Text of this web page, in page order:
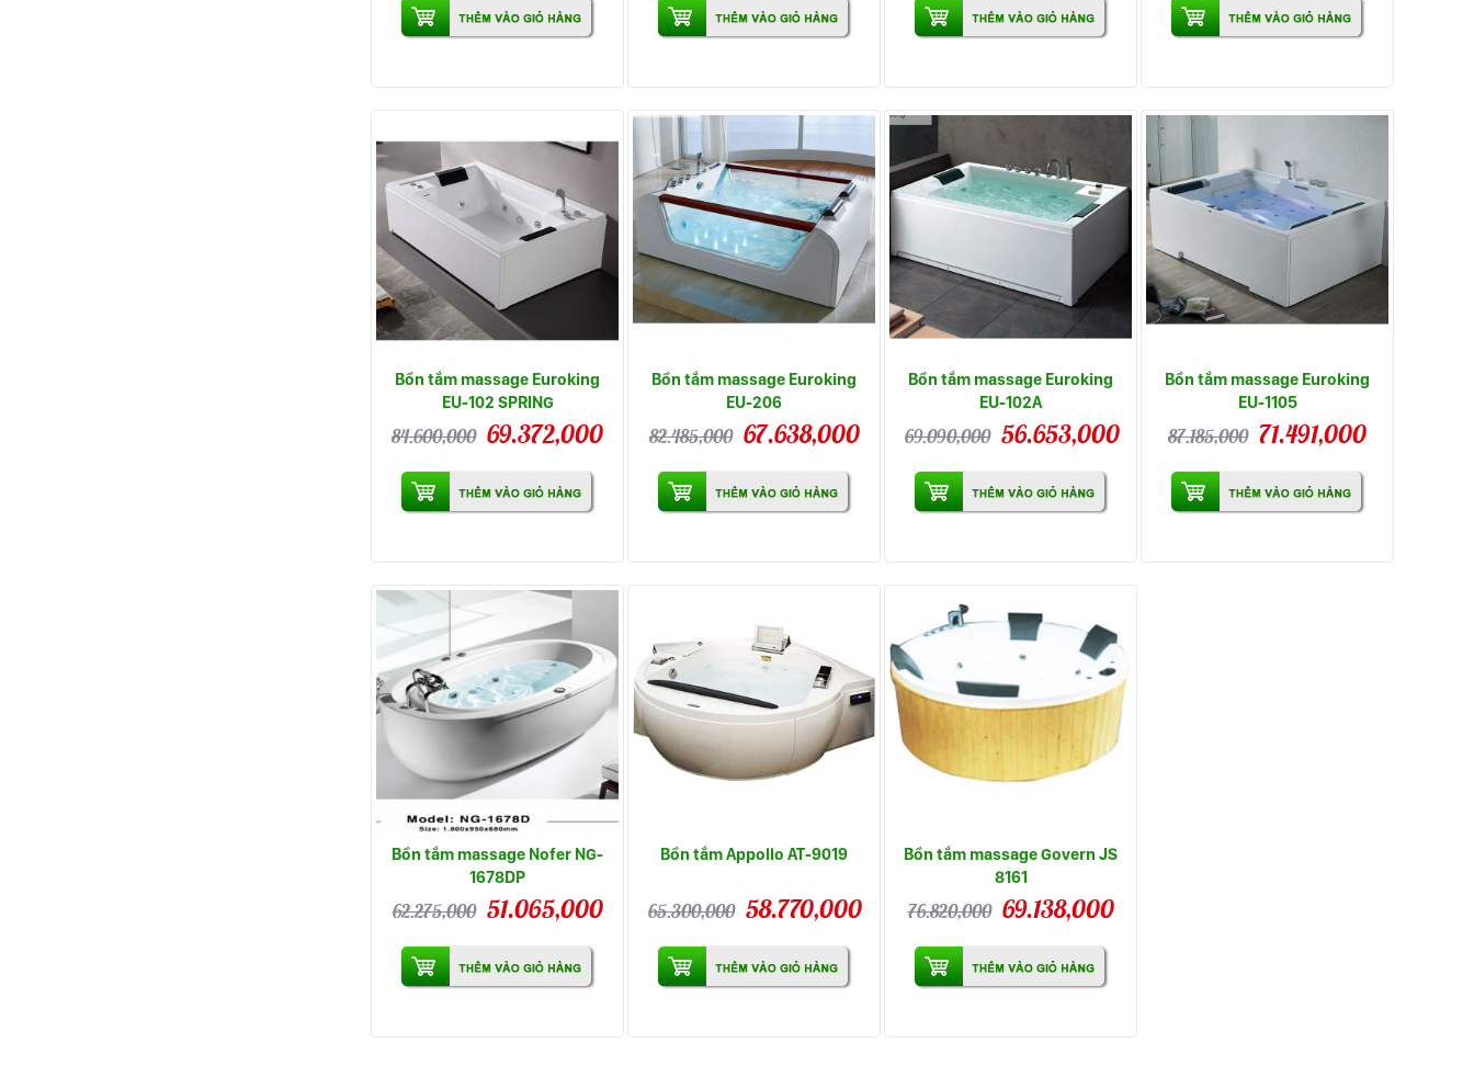
Bồn tắm massage Euroking
EU-102 SPRING
84.600,000 69.372,000
Bồn tắm massage Euroking
EU-206
82.485,000 67.638,000
Bồn tắm massage Euroking
EU-102A
69.090,000 56.653,000
Bồn tắm massage Euroking
EU-1105
87.185,000 71.491,000
Bồn tắm massage Nofer NG-
1678DP
62.275,000 51.065,000
Bồn tắm Appollo AT-9019
65.300,000 58.770,000
Bồn tắm massage Govern JS
8161
76.820,000 69.138,000